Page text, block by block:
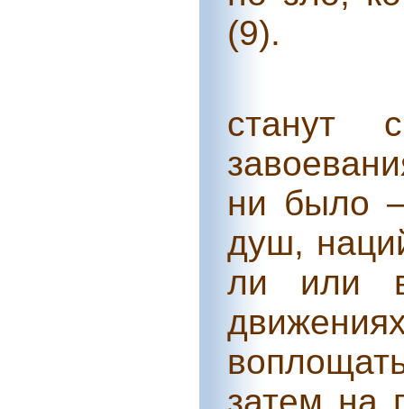
(9).
станут
ни было
душ,
ли или в